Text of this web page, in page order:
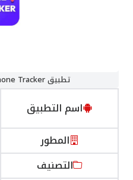
تطبيق Find my friends: Phone Tracker
اسم التطبيق
المطور
التصنيف